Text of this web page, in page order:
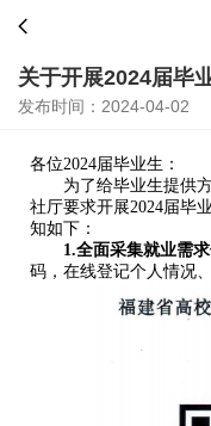
关于开展2024届毕
发布时间：2024-04-02
各位2024届毕业生：
为了给毕业生提供
社厅要求开展2024届毕
知如下：
1.全面采集就业需
码，在线登记个人情况